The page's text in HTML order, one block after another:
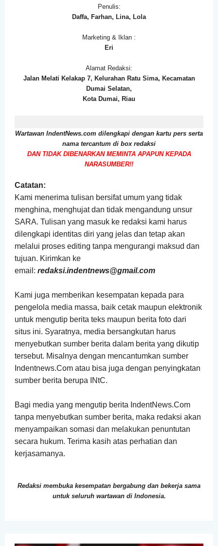
Penulis:
Daffa, Farhan, Lina, Lola
Marketing & Iklan :
Eri
Alamat Redaksi:
Jalan Melati Kelakap 7, Kelurahan Ratu Sima, Kecamatan
Dumai Selatan,
Kota Dumai, Riau
Wartawan IndentNews.com dilengkapi dengan kartu pers serta
nama tercantum di box redaksi
DAN TIDAK DIBENARKAN MEMINTA APAPUN KEPADA
NARASUMBER!!
Catatan:
Kami menerima tulisan bersifat umum yang tidak
menghina, menghujat dan tidak mengandung unsur
SARA. Tulisan yang masuk ke redaksi kami harus
dilengkapi identitas diri yang jelas dan tetap akan
melalui proses editing tanpa mengurangi maksud dan
tujuan. Kirimkan ke
email: redaksi.indentnews@gmail.com
Kami juga memberikan kesempatan kepada para
pengelola media massa, baik cetak maupun elektronik
untuk mengutip berita teks maupun berita foto dari
situs ini. Syaratnya, media bersangkutan harus
menyebutkan sumber berita dalam berita yang dikutip
tersebut. Misalnya dengan mencantumkan sumber
Indentnews.Com atau bisa juga dengan penyingkatan
sumber berita berupa INtC.
Bagi media yang mengutip berita IndentNews.Com
tanpa menyebutkan sumber berita, maka redaksi akan
menyampaikan somasi dan melakukan penuntutan
secara hukum. Terima kasih atas perhatian dan
kerjasamanya.
Redaksi membuka kesempatan bergabung dan bekerja sama
untuk seluruh wartawan di Indonesia.